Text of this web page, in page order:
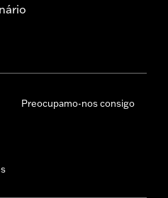
Preocupamo-nos consigo